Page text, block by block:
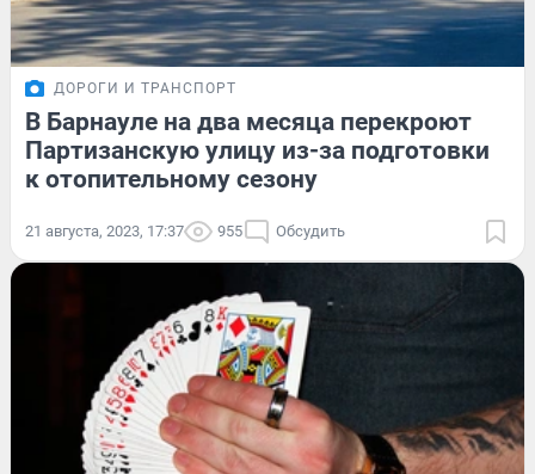
ДОРОГИ И ТРАНСПОРТ
В Барнауле на два месяца перекроют
Партизанскую улицу из-за подготовки
к отопительному сезону
21 августа, 2023, 17:37 955 Обсудить